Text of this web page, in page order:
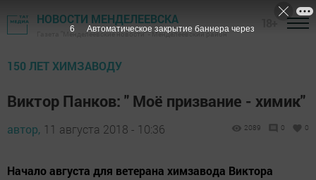
НОВОСТИ МЕНДЕЛЕЕВСКА
Газета "Менделеевские новости" - Менделеевский район
150 ЛЕТ ХИМЗАВОДУ
Виктор Панков: " Моё призвание - химик"
автор, 11 августа 2018 - 10:36 2089 0 0
Начало августа для ветерана химзавода Виктора
5 Автоматическое закрытие баннера через